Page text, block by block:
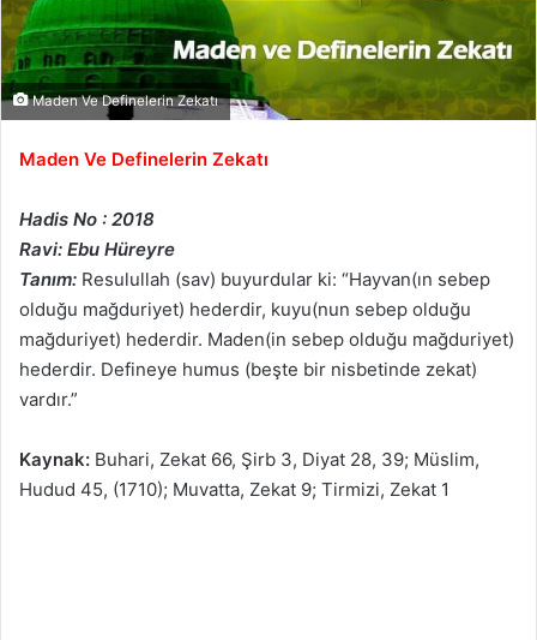
Maden Ve Definelerin Zekatı
Maden Ve Definelerin Zekatı
Hadis No : 2018
Ravi: Ebu Hüreyre
Tanım: Resulullah (sav) buyurdular ki: “Hayvan(ın sebep
olduğu mağduriyet) hederdir, kuyu(nun sebep olduğu
mağduriyet) hederdir. Maden(in sebep olduğu mağduriyet)
hederdir. Defineye humus (beşte bir nisbetinde zekat)
vardır.”
Kaynak: Buhari, Zekat 66, Şirb 3, Diyat 28, 39; Müslim,
Hudud 45, (1710); Muvatta, Zekat 9; Tirmizi, Zekat 1